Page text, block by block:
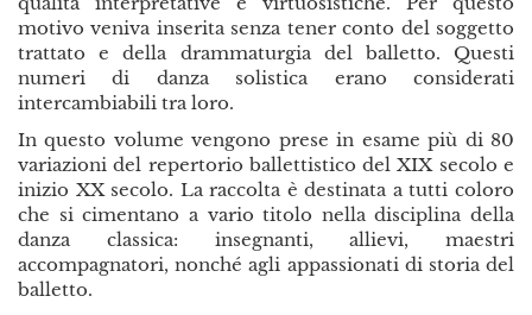
motivo veniva inserita senza tener conto del soggetto
trattato e della drammaturgia del balletto. Questi
numeri di danza solistica erano considerati
intercambiabili tra loro.
In questo volume vengono prese in esame più di 80
variazioni del repertorio ballettistico del XIX secolo e
inizio XX secolo. La raccolta è destinata a tutti coloro
che si cimentano a vario titolo nella disciplina della
danza classica: insegnanti, allievi, maestri
accompagnatori, nonché agli appassionati di storia del
balletto.